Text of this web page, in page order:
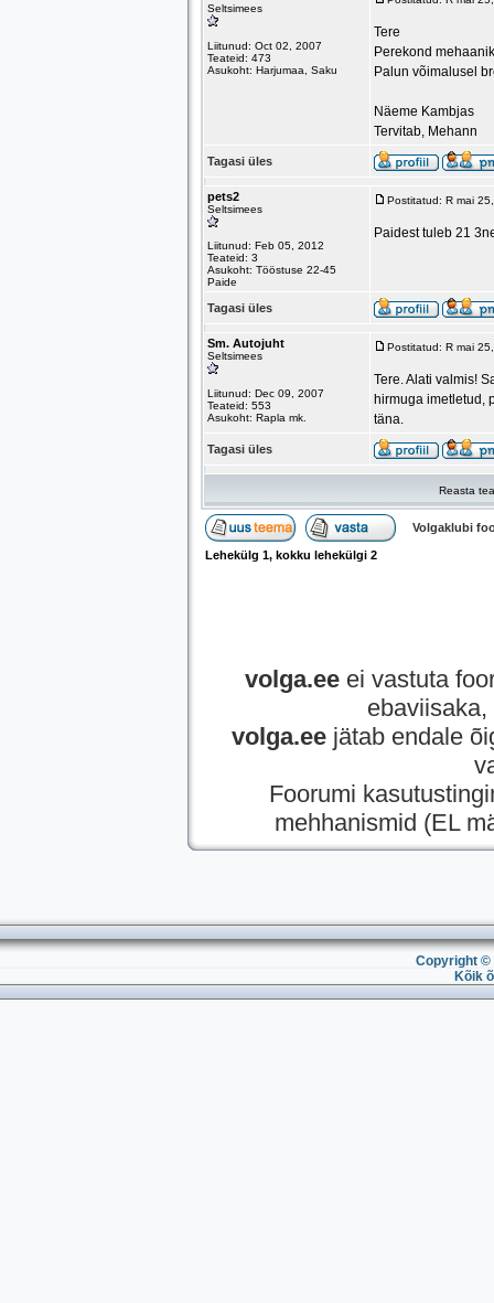
Seltsimees
Liitunud: Oct 02, 2007
Teateid: 473
Asukoht: Harjumaa, Saku
Tere
Perekond
Palun võimalusel
Näeme Kambjas
Tervitab, Mehann
Tagasi üles
pets2
Seltsimees
Liitunud: Feb 05, 2012
Teateid: 3
Asukoht: Tööstuse 22-45
Paide
Postitatud: R mai
Paidest tuleb 21
Tagasi üles
Sm. Autojuht
Seltsimees
Liitunud: Dec 09, 2007
Teateid: 553
Asukoht: Rapla mk.
Postitatud: R mai
Tere. Alati valmis!
hirmuga imetletud,
täna.
Tagasi üles
Reasta
Volgaklubi
Lehekülg 1, kokku lehekülgi 2
volga.eeei vastuta
volga.ee jätab endale
Foorumi
mehhanismid (EL
Copyright ©
Kõik